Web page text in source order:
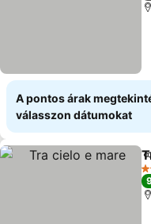
A pontos árak
válasszon dátumokat
4